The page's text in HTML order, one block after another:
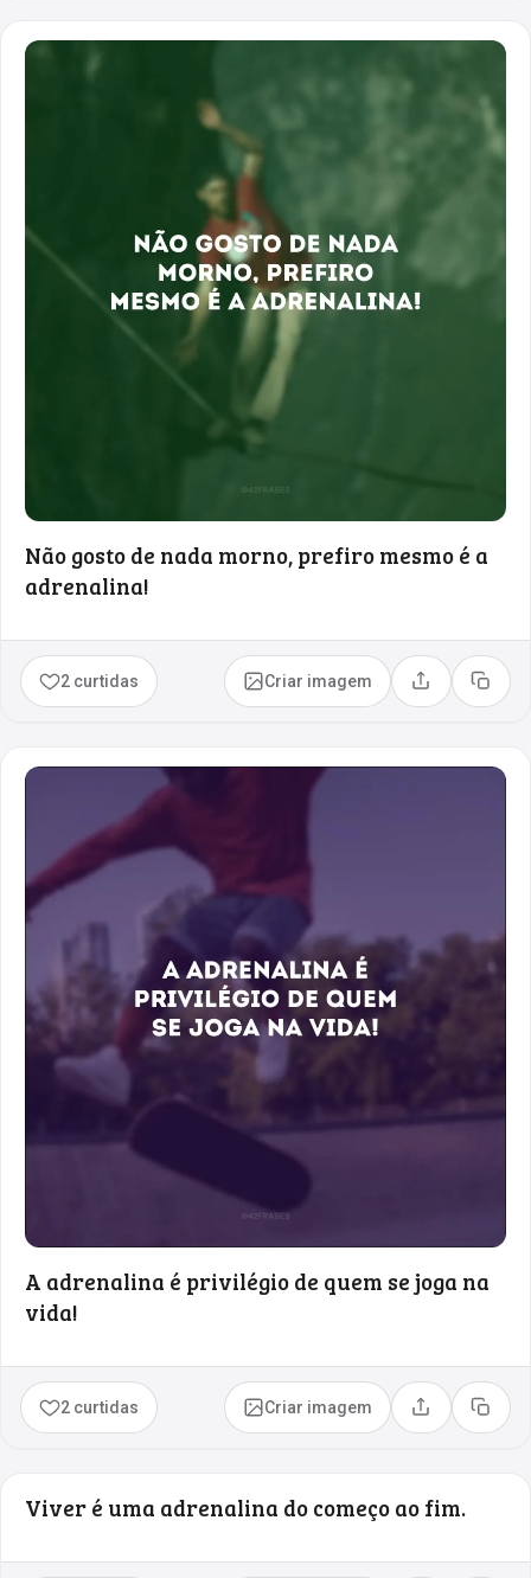
Não gosto de nada morno, prefiro mesmo é a
adrenalina!
2 curtidas Criar imagem Compartilhar
Copiar
A adrenalina é privilégio de quem se joga na
vida!
2 curtidas Criar imagem Compartilhar
Copiar
Viver é uma adrenalina do começo ao fim.